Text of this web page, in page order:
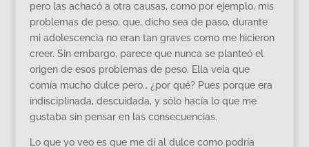
pero las achacó a otra causas, como por ejemplo, mis
problemas de peso, que, dicho sea de paso, durante
mi adolescencia no eran tan graves como me hicieron
creer. Sin embargo, parece que nunca se planteó el
origen de esos problemas de peso. Ella veía que
comía mucho dulce pero… ¿por qué? Pues porque era
indisciplinada, descuidada, y sólo hacía lo que me
gustaba sin pensar en las consecuencias.
Lo que yo veo es que me dí al dulce como podría